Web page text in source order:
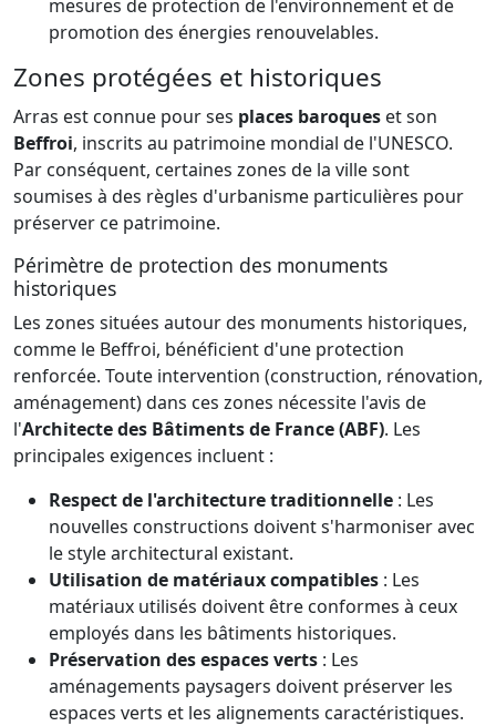
mesures de protection de l'environnement et de
promotion des énergies renouvelables.
Zones protégées et historiques
Arras est connue pour ses places baroques et son
Beffroi, inscrits au patrimoine mondial de l'UNESCO.
Par conséquent, certaines zones de la ville sont
soumises à des règles d'urbanisme particulières pour
préserver ce patrimoine.
Périmètre de protection des monuments
historiques
Les zones situées autour des monuments historiques,
comme le Beffroi, bénéficient d'une protection
renforcée. Toute intervention (construction, rénovation,
aménagement) dans ces zones nécessite l'avis de
l'Architecte des Bâtiments de France (ABF). Les
principales exigences incluent :
Respect de l'architecture traditionnelle : Les
nouvelles constructions doivent s'harmoniser avec
le style architectural existant.
Utilisation de matériaux compatibles : Les
matériaux utilisés doivent être conformes à ceux
employés dans les bâtiments historiques.
Préservation des espaces verts : Les
aménagements paysagers doivent préserver les
espaces verts et les alignements caractéristiques.